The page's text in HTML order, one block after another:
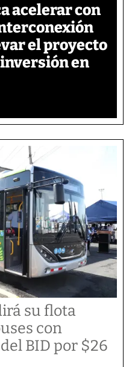
acelerar con
el proyecto
en
su flota
con
BID por $26